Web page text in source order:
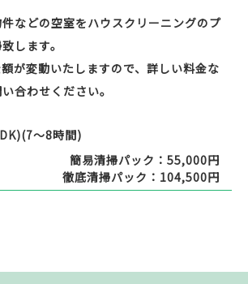
などの空室をハウスクリーニングのプ
します。
が変動いたしますので、詳しい料金な
合わせください。
～8時間)
簡易清掃パック：55,000円
徹底清掃パック：104,500円